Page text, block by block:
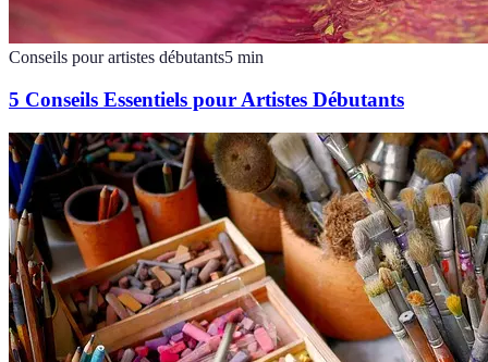
Conseils pour artistes débutants5 min
5 Conseils Essentiels pour Artistes Débutants